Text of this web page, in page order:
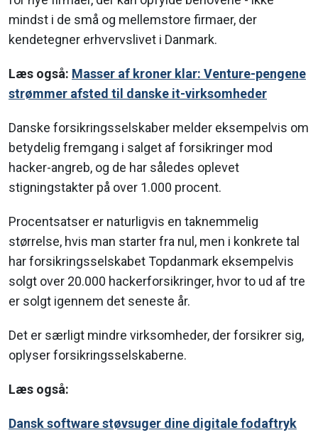
mindst i de små og mellemstore firmaer, der
kendetegner erhvervslivet i Danmark.
Læs også: Masser af kroner klar: Venture-pengene
strømmer afsted til danske it-virksomheder
Danske forsikringsselskaber melder eksempelvis om
betydelig fremgang i salget af forsikringer mod
hacker-angreb, og de har således oplevet
stigningstakter på over 1.000 procent.
Procentsatser er naturligvis en taknemmelig
størrelse, hvis man starter fra nul, men i konkrete tal
har forsikringsselskabet Topdanmark eksempelvis
solgt over 20.000 hackerforsikringer, hvor to ud af tre
er solgt igennem det seneste år.
Det er særligt mindre virksomheder, der forsikrer sig,
oplyser forsikringsselskaberne.
Læs også:
Dansk software støvsuger dine digitale fodaftryk